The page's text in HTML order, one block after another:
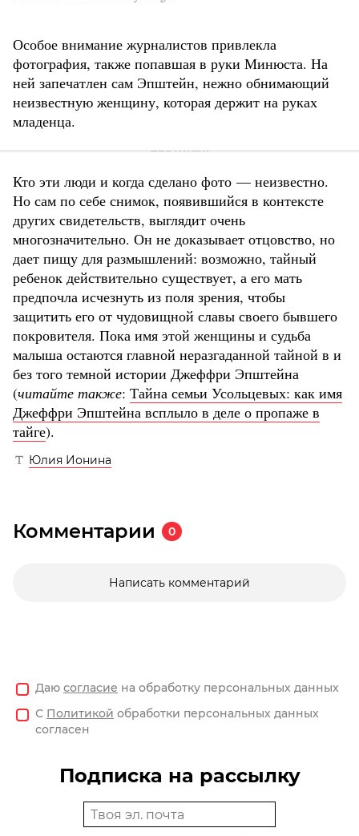
Особое внимание журналистов привлекла
фотография, также попавшая в руки Минюста. На
ней запечатлен сам Эпштейн, нежно обнимающий
неизвестную женщину, которая держит на руках
младенца.
Кто эти люди и когда сделано фото — неизвестно.
Но сам по себе снимок, появившийся в контексте
других свидетельств, выглядит очень
многозначительно. Он не доказывает отцовство, но
дает пищу для размышлений: возможно, тайный
ребенок действительно существует, а его мать
предпочла исчезнуть из поля зрения, чтобы
защитить его от чудовищной славы своего бывшего
покровителя. Пока имя этой женщины и судьба
малыша остаются главной неразгаданной тайной в и
без того темной истории Джеффри Эпштейна
(читайте также: Тайна семьи Усольцевых: как имя
Джеффри Эпштейна всплыло в деле о пропаже в
тайге).
Юлия Ионина
Комментарии 0
Написать комментарий
Даю согласие на обработку персональных данных
С Политикой обработки персональных данных
согласен
Подписка на рассылку